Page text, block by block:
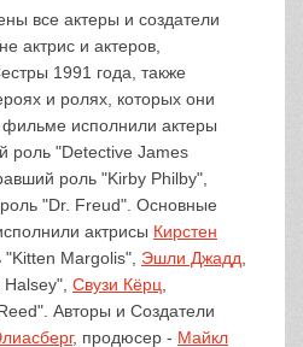
все актеры и создатели
актрис и актеров,
1991 года, также
и ролях, которых они
исполнили актеры
роль "Detective James
роль "Kirby Philby",
роль "Dr. Freud". Основные
актрисы Кирстен
Margolis", Эшли Джадд
Свузи Кёрц
Авторы и Создатели
, продюсер - Майкл